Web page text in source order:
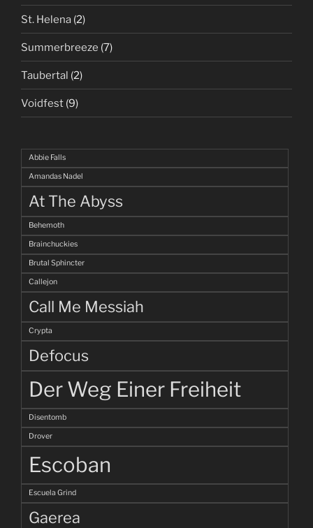
St. Helena (2)
Summerbreeze (7)
Taubertal (2)
Voidfest (9)
Abbie Falls
Amandas Nadel
At The Abyss
Behemoth
Brainchuckies
Brutal Sphincter
Callejon
Call Me Messiah
Crypta
Defocus
Der Weg Einer Freiheit
Disentomb
Drover
Escoban
Escuela Grind
Gaerea